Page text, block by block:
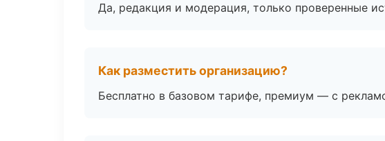
Да, редакция и модерация, только проверенные
Как разместить организацию?
Бесплатно в базовом тарифе, премиум — с